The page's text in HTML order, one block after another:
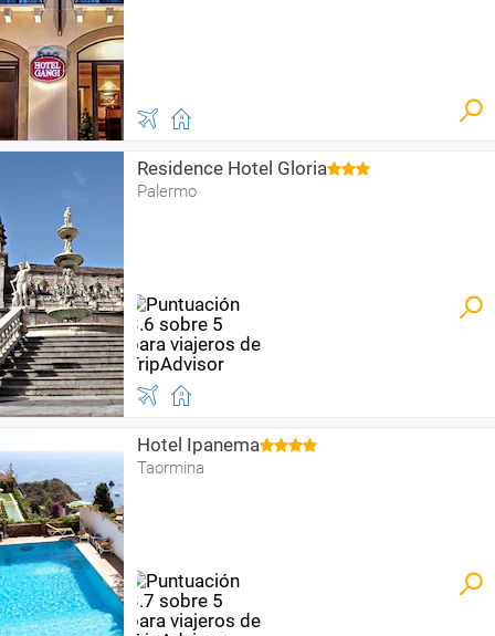
Residence Hotel Gloria
Palermo
Hotel Ipanema
Taormina